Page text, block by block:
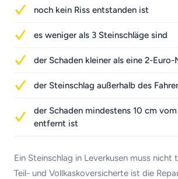
noch kein Riss entstanden ist
es weniger als 3 Steinschläge sind
der Schaden kleiner als eine 2-Euro-
der Steinschlag außerhalb des
der Schaden mindestens 10 cm
entfernt ist
Ein Steinschlag in Leverkusen muss nicht
Teil- und Vollkaskoversicherte ist die